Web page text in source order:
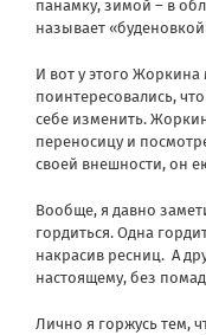
панамку, зимой – в
называет
И вот у этого
поинтересовались,
себе изменить.
переносицу и
своей внешности, он
Вообще, я давно
гордиться. Одна
накрасив ресниц. А
настоящему, без
Лично я горжусь тем,